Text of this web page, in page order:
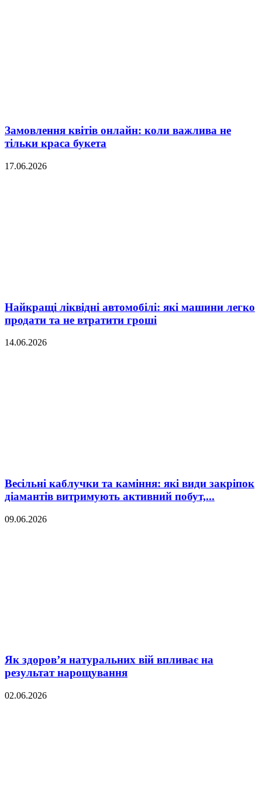
Замовлення квітів онлайн: коли важлива не
тільки краса букета
17.06.2026
Найкращі ліквідні автомобілі: які машини легко
продати та не втратити гроші
14.06.2026
Весільні каблучки та каміння: які види закріпок
діамантів витримують активний побут,...
09.06.2026
Як здоров’я натуральних вій впливає на
результат нарощування
02.06.2026